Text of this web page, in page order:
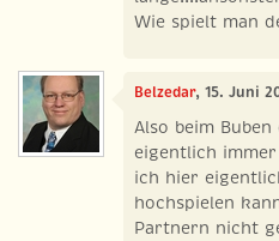
Wie spielt man
Belzedar, 15. Juni
Also beim
eigentlich
ich hier
hochspielen
Partnern nicht